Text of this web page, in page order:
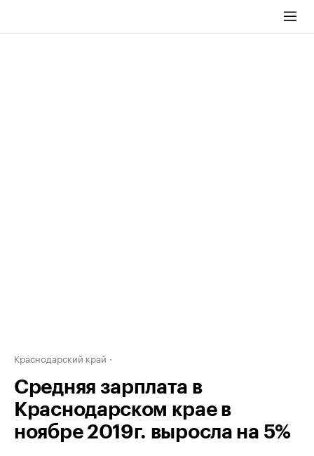
Краснодарский край
Средняя зарплата в
Краснодарском крае в
ноябре 2019г. выросла на 5%